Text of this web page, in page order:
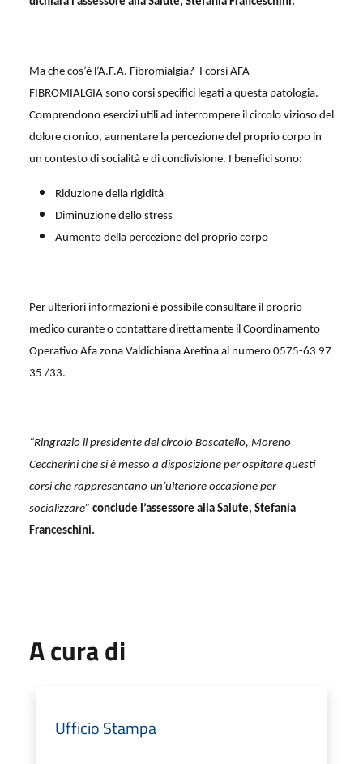
Ma che cos’è l’A.F.A. Fibromialgia? I corsi AFA
FIBROMIALGIA sono corsi specifici legati a questa patologia.
Comprendono esercizi utili ad interrompere il circolo vizioso del
dolore cronico, aumentare la percezione del proprio corpo in
un contesto di socialità e di condivisione. I benefici sono:
Riduzione della rigidità
Diminuzione dello stress
Aumento della percezione del proprio corpo
Per ulteriori informazioni è possibile consultare il proprio
medico curante o contattare direttamente il Coordinamento
Operativo Afa zona Valdichiana Aretina al numero 0575-63 97
35 /33.
“Ringrazio il presidente del circolo Boscatello, Moreno
Ceccherini che si è messo a disposizione per ospitare questi
corsi che rappresentano un’ulteriore occasione per
socializzare” conclude l’assessore alla Salute, Stefania
Franceschini.
A cura di
Ufficio Stampa